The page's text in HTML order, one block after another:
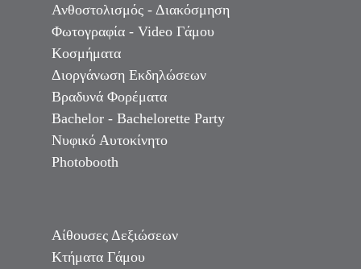
Ανθοστολισμός - Διακόσμηση
Φωτογραφία - Video Γάμου
Κοσμήματα
Διοργάνωση Εκδηλώσεων
Βραδυνά Φορέματα
Bachelor - Bachelorette Party
Νυφικό Αυτοκίνητο
Photobooth
Αίθουσες Δεξιώσεων
Κτήματα Γάμου